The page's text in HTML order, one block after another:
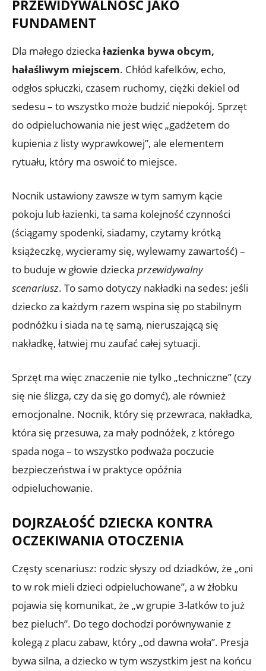
PRZEWIDYWALNOŚĆ JAKO
FUNDAMENT
Dla małego dziecka łazienka bywa obcym,
hałaśliwym miejscem. Chłód kafelków, echo,
odgłos spłuczki, czasem ruchomy, ciężki dekiel od
sedesu – to wszystko może budzić niepokój. Sprzęt
do odpieluchowania nie jest więc „gadżetem do
kupienia z listy wyprawkowej”, ale elementem
rytuału, który ma oswoić to miejsce.
Nocnik ustawiony zawsze w tym samym kącie
pokoju lub łazienki, ta sama kolejność czynności
(ściągamy spodenki, siadamy, czytamy krótką
książeczkę, wycieramy się, wylewamy zawartość) –
to buduje w głowie dziecka przewidywalny
scenariusz. To samo dotyczy nakładki na sedes: jeśli
dziecko za każdym razem wspina się po stabilnym
podnóżku i siada na tę samą, nieruszającą się
nakładkę, łatwiej mu zaufać całej sytuacji.
Sprzęt ma więc znaczenie nie tylko „techniczne” (czy
się nie ślizga, czy da się go domyć), ale również
emocjonalne. Nocnik, który się przewraca, nakładka,
która się przesuwa, za mały podnóżek, z którego
spada noga – to wszystko podważa poczucie
bezpieczeństwa i w praktyce opóźnia
odpieluchowanie.
DOJRZAŁOŚĆ DZIECKA KONTRA
OCZEKIWANIA OTOCZENIA
Częsty scenariusz: rodzic słyszy od dziadków, że „oni
to w rok mieli dzieci odpieluchowane”, a w żłobku
pojawia się komunikat, że „w grupie 3-latków to już
bez pieluch”. Do tego dochodzi porównywanie z
kolegą z placu zabaw, który „od dawna woła”. Presja
bywa silna, a dziecko w tym wszystkim jest na końcu